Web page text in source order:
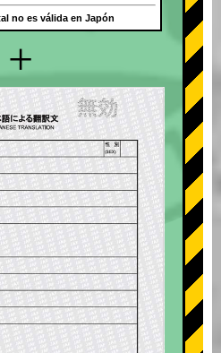
+
no es válida en Japón